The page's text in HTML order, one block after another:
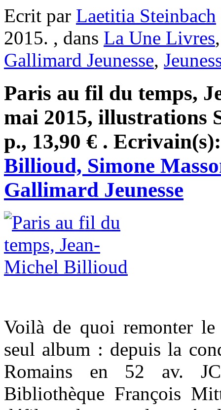
Ecrit par Laetitia Steinbach
2015. , dans La Une Livres
Gallimard Jeunesse,
Paris au fil du temps,
mai 2015, illustrations
p., 13,90 € .
Billioud, Simone
Gallimard Jeunesse
Voilà de quoi remonter
seul album : depuis la
Romains en 52 av.
Bibliothèque François